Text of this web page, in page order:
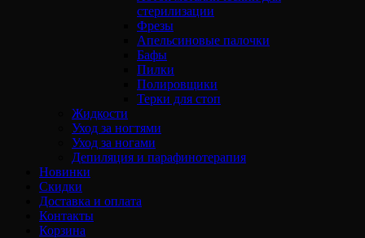
стерилизации
Фрезы
Апельсиновые палочки
Бафы
Пилки
Полировщики
Терки для стоп
Жидкости
Уход за ногтями
Уход за ногами
Депиляция и парафинотерапия
Новинки
Скидки
Доставка и оплата
Контакты
Корзина